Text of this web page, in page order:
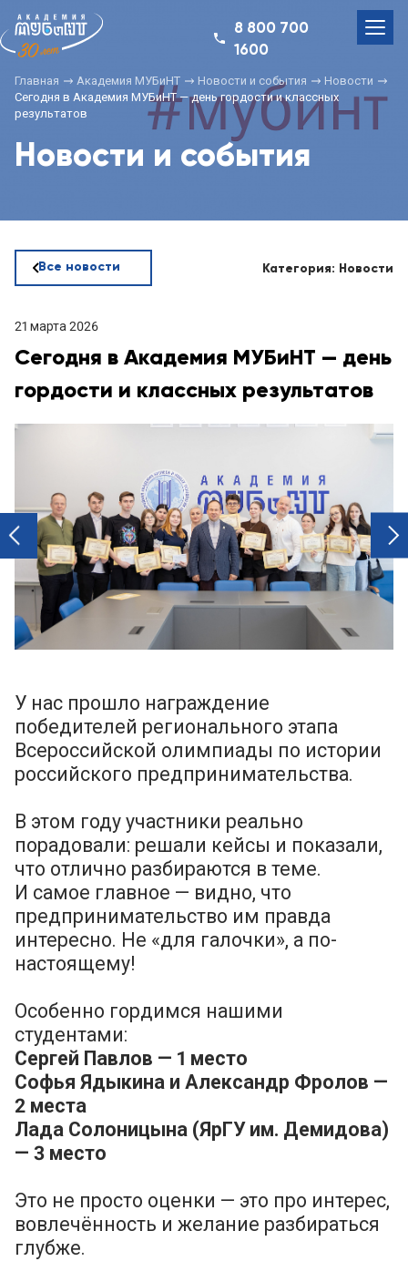
8 800 700
1600
Главная Академия МУБиНТ Новости и события
Новости
Сегодня в Академия МУБиНТ — день гордости и классных
результатов
Новости и события
Все новости Категория: Новости
21 марта 2026
Сегодня в Академия МУБиНТ — день
гордости и классных результатов
prev
next
У нас прошло награждение
победителей регионального этапа
Всероссийской олимпиады по истории
российского предпринимательства.
В этом году участники реально
порадовали: решали кейсы и показали,
что отлично разбираются в теме.
И самое главное — видно, что
предпринимательство им правда
интересно. Не «для галочки», а по-
настоящему!
Особенно гордимся нашими
студентами:
Сергей Павлов — 1 место
Софья Ядыкина и Александр Фролов —
2 места
Лада Солоницына (ЯрГУ им. Демидова)
— 3 место
Это не просто оценки — это про интерес,
вовлечённость и желание разбираться
глубже.